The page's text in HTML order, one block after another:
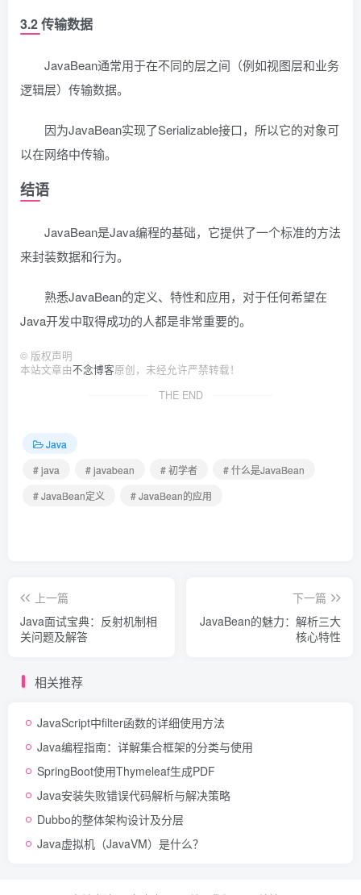
3.2 传输数据
JavaBean通常用于在不同的层之间（例如视图层和业务
逻辑层）传输数据。
因为JavaBean实现了Serializable接口，所以它的对象可
以在网络中传输。
结语
JavaBean是Java编程的基础，它提供了一个标准的方法
来封装数据和行为。
熟悉JavaBean的定义、特性和应用，对于任何希望在
Java开发中取得成功的人都是非常重要的。
© 版权声明
本站文章由不念博客原创，未经允许严禁转载！
THE END
Java
# java
# javabean # 初学者
# 什么是JavaBean
# JavaBean定义
# JavaBean的应用
上一篇
Java面试宝典：反射机制相
关问题及解答
下一篇
JavaBean的魅力：解析三大
核心特性
相关推荐
JavaScript中filter函数的详细使用方法
Java编程指南：详解集合框架的分类与使用
SpringBoot使用Thymeleaf生成PDF
Java安装失败错误代码解析与解决策略
Dubbo的整体架构设计及分层
Java虚拟机（JavaVM）是什么？